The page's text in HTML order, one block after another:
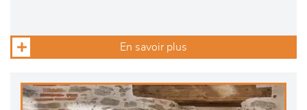
En savoir plus